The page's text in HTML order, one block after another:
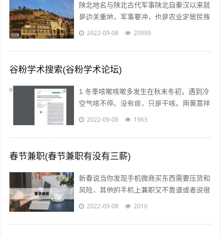
陕北地名与陕北古代军事陕北自秦汉以来就
是边关重地，军事要冲，也是农业定居民族
与游牧民族互相争夺的要地。历代统治者为
2022-09-08 20999
谷粉学术搜索(谷粉学术论坛)
1.冬季咳嗽咳嗽多发生在秋末冬初，遇到冷
空气咳不停。没有痰，只是干咳。用黄蒿拌
上鸡蛋，搅匀。用香油来煎鸡蛋。然后趁热
2022-09-08 1963
春节兼职(春节兼职有没有三薪)
新春说当你发现手机微商买东西需要压货和
风险，其他的手机上兼职又不靠谱或者说很
不靠谱的时候，来吧，终于等到啦！新春切
2022-09-08 2010